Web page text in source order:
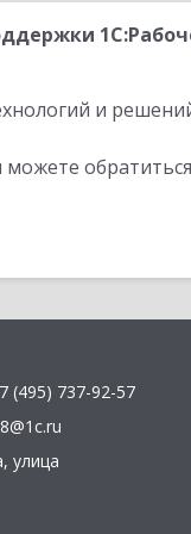
и
(495) 737-92-57
, улица